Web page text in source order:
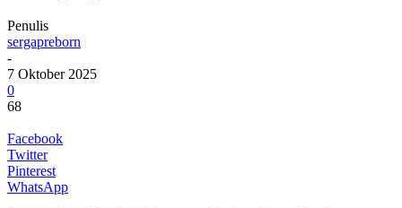
Penulis
sergapreborn
-
7 Oktober 2025
0
68
Facebook
Twitter
Pinterest
WhatsApp